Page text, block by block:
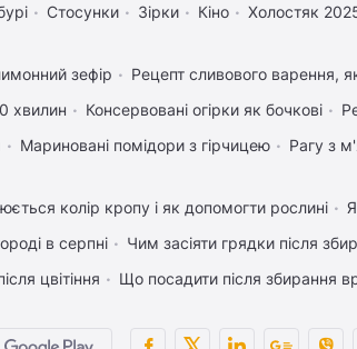
Стосунки Зірки Кіно Холостяк
зефір Рецепт сливового варення,
хвилин
Консервовані огірки як бочкові
Мариновані помідори з гірчицею Рагу з
колір кропу і як допомогти рослині
в серпні
Чим засіяти грядки після
цвітіння
Що посадити після збирання